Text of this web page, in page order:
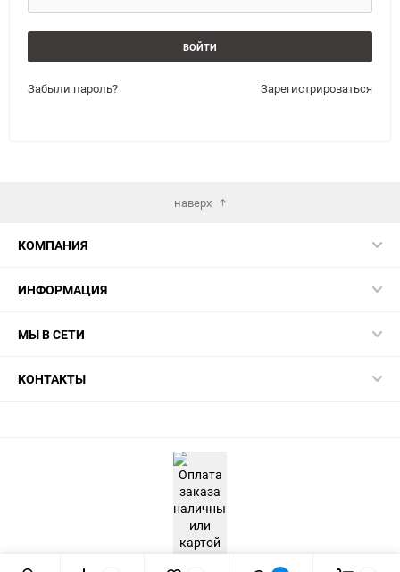
Забыли пароль? Зарегистрироваться
наверх
КОМПАНИЯ
ИНФОРМАЦИЯ
МЫ В СЕТИ
КОНТАКТЫ